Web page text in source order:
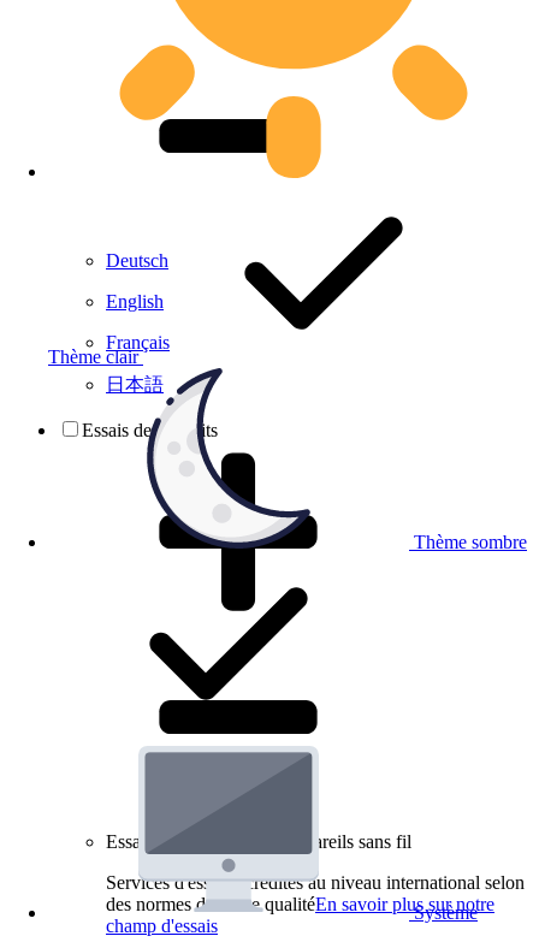
Thème clair
Thème sombre
Système
Deutsch
English
Français
日本語
Essais de produits
Essais de produits pour appareils sans fil
Services d'essai accrédités au niveau international selon
des normes de haute qualitéEn savoir plus sur notre
champ d'essais